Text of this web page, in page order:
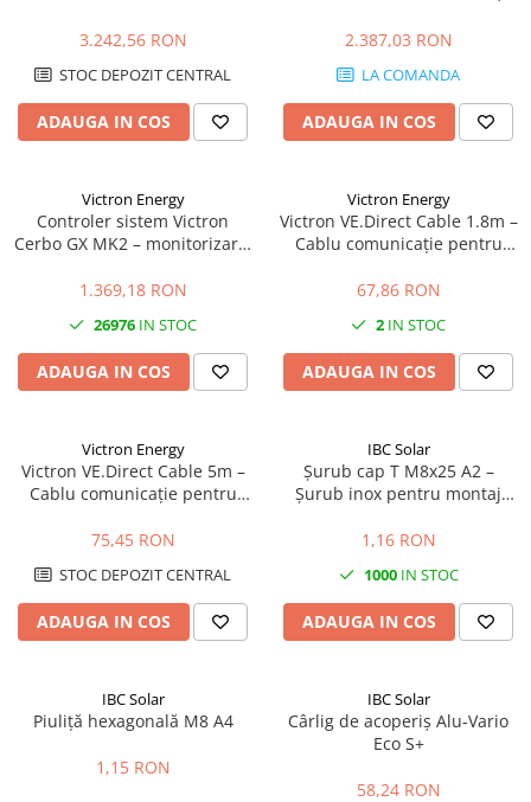
maxima
3.242,56 RON
STOC DEPOZIT CENTRAL
ADAUGA IN COS
2.387,03 RON
LA COMANDA
ADAUGA IN COS
Victron Energy
Controler sistem Victron
Cerbo GX MK2 – monitorizare,
completa
1.369,18 RON
26976 IN STOC
ADAUGA IN COS
Victron Energy
Victron VE.Direct Cable 1.8m –
Cablu comunicație pentru
metri
67,86 RON
2 IN STOC
ADAUGA IN COS
Victron Energy
Victron VE.Direct Cable 5m –
Cablu comunicație pentru
| 5 metri
75,45 RON
STOC DEPOZIT CENTRAL
ADAUGA IN COS
IBC Solar
Șurub cap T M8x25 A2 –
Șurub inox pentru montaj
A2
1,16 RON
1000IN STOC
ADAUGA IN COS
IBC Solar
Piuliță hexagonală M8 A4
1,15 RON
IBC Solar
Cârlig de acoperiș Alu-Vario
Eco S+
58,24 RON